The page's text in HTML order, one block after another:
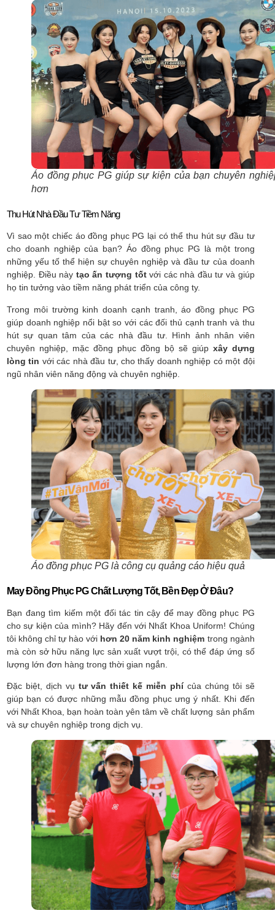
Áo đồng phục PG giúp sự kiện của bạn chuyên
hơn
Thu Hút Nhà Đầu Tư Tiềm Năng
Vì sao một chiếc áo đồng phục PG lại có thể thu hút sự đầu tư
cho doanh nghiệp của bạn? Áo đồng phục PG là một trong
những yếu tố thể hiện sự chuyên nghiệp và đầu tư của doanh
nghiệp. Điều này tạo ấn tượng tốtvới các nhà đầu tư và giúp
họ tin tưởng vào tiềm năng phát triển của công ty.
Trong môi trường kinh doanh cạnh tranh, áo đồng phục PG
giúp doanh nghiệp nổi bật so với các đối thủ cạnh tranh và thu
hút sự quan tâm của các nhà đầu tư. Hình ảnh nhân viên
chuyên nghiệp, mặc đồng phục đồng bộ sẽ giúp xây dựng
lòng tin với các nhà đầu tư, cho thấy doanh nghiệp có một đội
ngũ nhân viên năng động và chuyên nghiệp.
Áo đồng phục PG là công cụ quảng cáo hiệu quả
May Đồng Phục PG Chất Lượng Tốt, Bền Đẹp Ở Đâu?
Bạn đang tìm kiếm một đối tác tin cậy để may đồng phục PG
cho sự kiện của mình? Hãy đến với Nhất Khoa Uniform! Chúng
tôi không chỉ tự hào với hơn 20 năm kinh nghiệm trong ngành
mà còn sở hữu năng lực sản xuất vượt trội, có thể đáp ứng số
lượng lớn đơn hàng trong thời gian ngắn.
Đặc biệt, dịch vụ tư vấn thiết kế miễn phícủa chúng tôi sẽ
giúp bạn có được những mẫu đồng phục ưng ý nhất. Khi đến
với Nhất Khoa, bạn hoàn toàn yên tâm về chất lượng sản phẩm
và sự chuyên nghiệp trong dịch vụ.